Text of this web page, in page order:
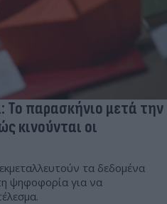
Το παρασκήνιο μετά την
κινούνται οι
τα δεδομένα
ψηφοφορία για να